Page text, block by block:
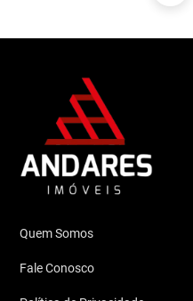
Quem Somos
Fale Conosco